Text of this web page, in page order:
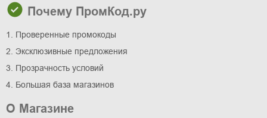
Почему ПромКод.ру
1. Проверенные промокоды
2. Эксклюзивные предложения
3. Прозрачность условий
4. Большая база магазинов
О Магазине